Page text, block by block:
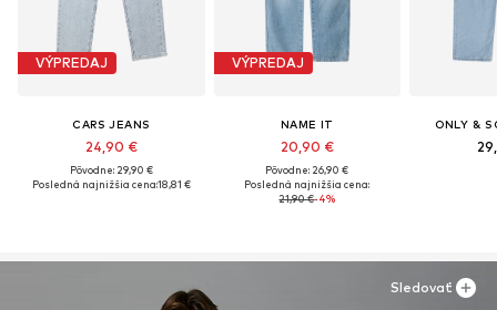
VÝPREDAJ
CARS JEANS
24,90 €
Pôvodne: 29,90 €
Posledná najnižšia cena:18,81 €
VÝPREDAJ
NAME IT
20,90 €
Pôvodne: 26,90 €
Posledná najnižšia cena:
21,90 €-4%
ONLY &
Sledovať